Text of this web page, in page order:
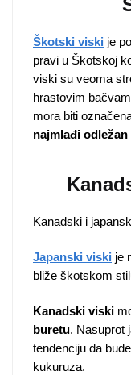
Škotski viski je
pravi u Škotskoj
viski su veoma
hrastovim
mora biti
najmlađi
Kanadski i
Japanski viski je
bliže škotskom
Kanadski viski
buretu. Nasuprot
tendenciju da
kukuruza.